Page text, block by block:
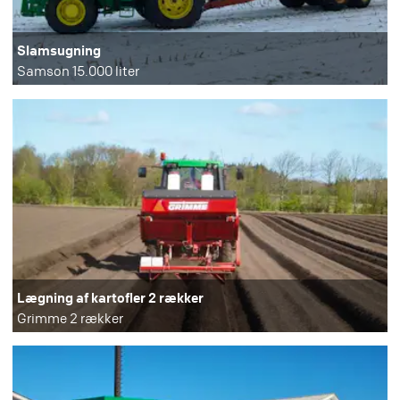
Slamsugning
Samson 15.000 liter
Lægning af kartofler 2 rækker
Grimme 2 rækker